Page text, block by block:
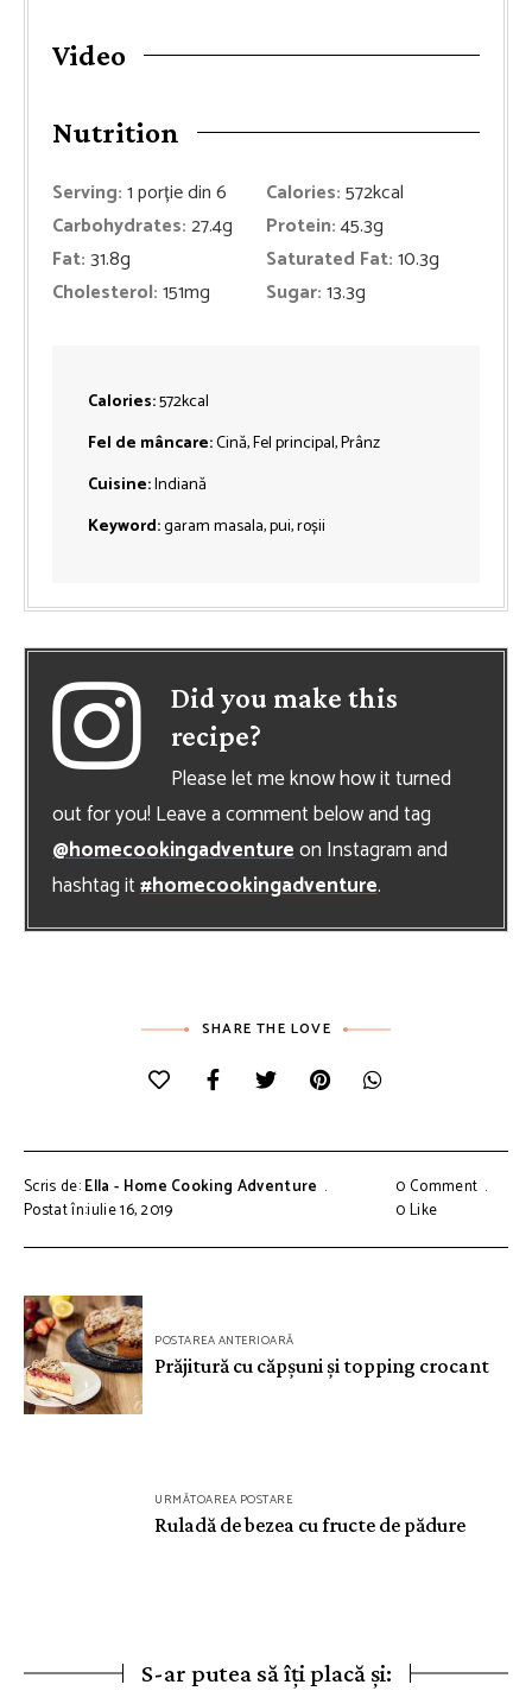
Video
Nutrition
Serving:1porție din 6 Calories:572kcal
Carbohydrates:27.4g Protein:45.3g
Fat:31.8g Saturated Fat:10.3g
Cholesterol:151mg Sugar:13.3g
Calories:572kcal
Fel de mâncare:Cină, Fel principal, Prânz
Cuisine:Indiană
Keyword:garam masala, pui, roșii
Did you make this
recipe?
Please let me know how it turned
out for you! Leave a comment below and tag
@homecookingadventureon Instagram and
hashtag it#homecookingadventure.
SHARE THE LOVE
Scris de:Ella - Home Cooking Adventure
Postat în:iulie 16, 2019
0 Comment
0Like
Navigare
în
articole
POSTAREA ANTERIOARĂ
Prăjitură cu căpșuni și topping crocant
URMĂTOAREA POSTARE
Ruladă de bezea cu fructe de pădure
S-ar putea să îți placă și: